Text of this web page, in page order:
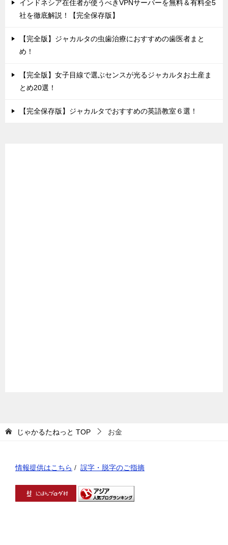
インドネシア在住者が使うべきVPNサーバーを無料＆有料全5
社を徹底解説！【完全保存版】
【完全版】ジャカルタの虫歯治療におすすめの歯医者まと
め！
【完全版】女子目線で選ぶセンスが光るジャカルタお土産ま
とめ20選！
【完全保存版】ジャカルタでおすすめの英語教室６選！
じゃかるたねっと TOP お金
情報提供はこちら / 誤字・脱字のご指摘